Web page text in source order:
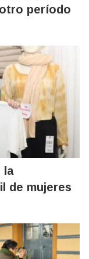
período
la
de mujeres